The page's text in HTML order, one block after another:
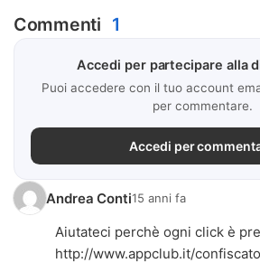
Commenti 1
Accedi per partecipare alla
Puoi accedere con il tuo account
per commentare.
Accedi per
Andrea Conti15 anni fa
Aiutateci perchè ogni click è
http://www.appclub.it/